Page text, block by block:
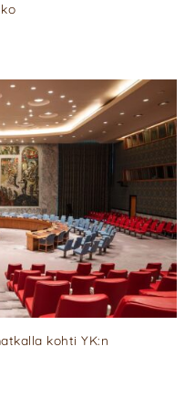
kohti YK:n